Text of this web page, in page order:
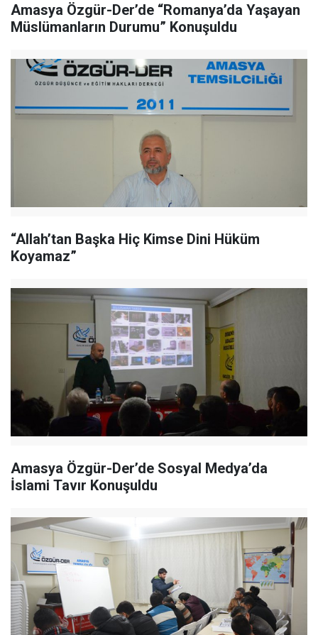
Amasya Özgür-Der’de “Romanya’da Yaşayan
Müslümanların Durumu” Konuşuldu
“Allah’tan Başka Hiç Kimse Dini Hüküm
Koyamaz”
Amasya Özgür-Der’de Sosyal Medya’da
İslami Tavır Konuşuldu